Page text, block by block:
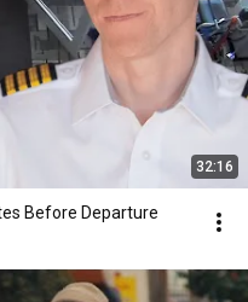
32:16
Before Departure